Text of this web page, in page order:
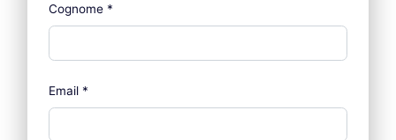
Cognome *
Email *